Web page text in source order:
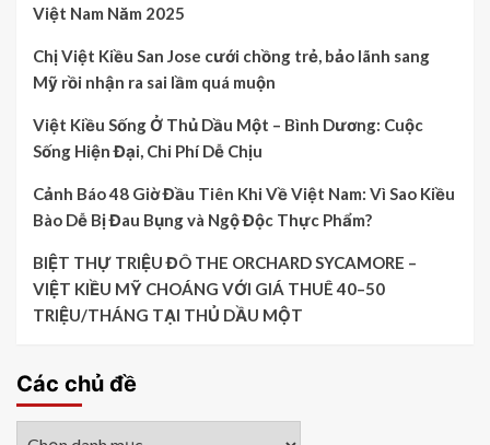
Việt Nam Năm 2025
Chị Việt Kiều San Jose cưới chồng trẻ, bảo lãnh sang
Mỹ rồi nhận ra sai lầm quá muộn
Việt Kiều Sống Ở Thủ Dầu Một – Bình Dương: Cuộc
Sống Hiện Đại, Chi Phí Dễ Chịu
Cảnh Báo 48 Giờ Đầu Tiên Khi Về Việt Nam: Vì Sao Kiều
Bào Dễ Bị Đau Bụng và Ngộ Độc Thực Phẩm?
BIỆT THỰ TRIỆU ĐÔ THE ORCHARD SYCAMORE –
VIỆT KIỀU MỸ CHOÁNG VỚI GIÁ THUÊ 40–50
TRIỆU/THÁNG TẠI THỦ DẦU MỘT
Các chủ đề